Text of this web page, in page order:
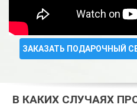
ЗАКАЗАТЬ ПОДАРОЧНЫЙ
В КАКИХ СЛУЧАЯХ